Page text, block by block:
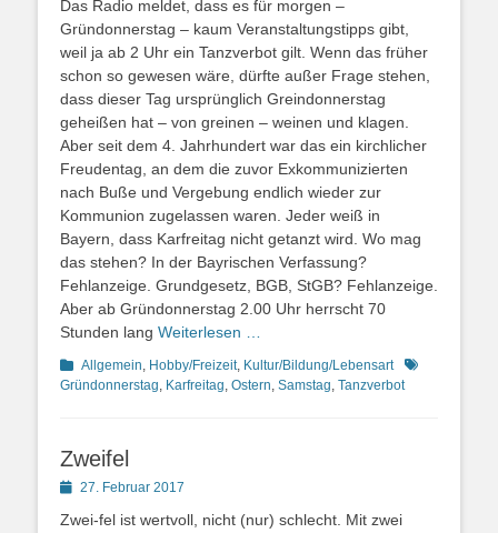
Das Radio meldet, dass es für morgen –
Gründonnerstag – kaum Veranstaltungstipps gibt,
weil ja ab 2 Uhr ein Tanzverbot gilt. Wenn das früher
schon so gewesen wäre, dürfte außer Frage stehen,
dass dieser Tag ursprünglich Greindonnerstag
geheißen hat – von greinen – weinen und klagen.
Aber seit dem 4. Jahrhundert war das ein kirchlicher
Freudentag, an dem die zuvor Exkommunizierten
nach Buße und Vergebung endlich wieder zur
Kommunion zugelassen waren. Jeder weiß in
Bayern, dass Karfreitag nicht getanzt wird. Wo mag
das stehen? In der Bayrischen Verfassung?
Fehlanzeige. Grundgesetz, BGB, StGB? Fehlanzeige.
Aber ab Gründonnerstag 2.00 Uhr herrscht 70
Stunden lang Weiterlesen …
Kategorien
Allgemein, Hobby/Freizeit, Kultur/Bildung/Lebensart
Schlagworte
Gründonnerstag, Karfreitag, Ostern, Samstag, Tanzverbot
Zweifel
Posted27. Februar 2017
Zwei-fel ist wertvoll, nicht (nur) schlecht. Mit zwei